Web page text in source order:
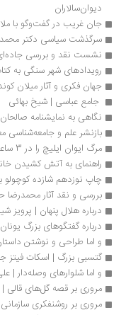
دیوان‌سالاران
جان غریب در گفت‌وگو با ملاحت
سرگذشت سیاسی دکتر محمد مصدق
نشست نقد و بررسی جاده‌ای که
رویدادهای شهر سنگی به کتاب کنج
جهان فکری و آثار میلان کوندرا
جامع عباسی | شیخ بهائی
نگاهی به نمایشنامه صالحان |
بازنشر علم و جامعه‌شناسی معرفت
مرگ ایوان ایلیچ را در 3 ساعت بشنوید
راهنمای به آتش کشیدن خانه‌ نویسندگان با
چاپ نوزدهم شازده کوچولو با
بررسی و نقد آثار محمدرضا حکیمی
درباره هلال پنهان | پرویز شیشه‌گران
درباره گفتگوهای بزرگ یونان و
و اما طراحی و نوشتن داستان‌های
گتسبی بزرگ | اسکات فیتز جرالد
و اما شلوارهای وصله‌دار | علی جلالی
مروری بر قصه گل‌های قالی | فاطمه
مروری بر روشنفکری سازمانی |